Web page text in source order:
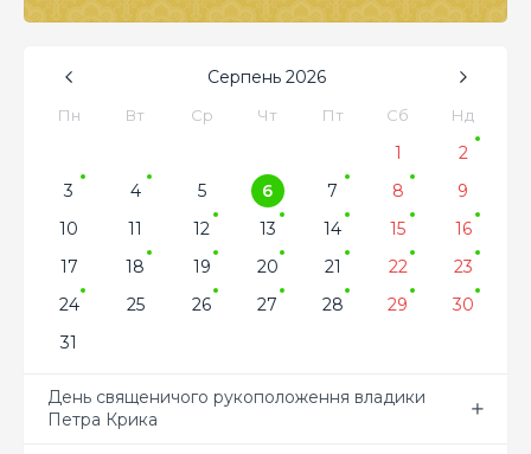
Серпень 2026
Пн Вт Ср Чт Пт Сб Нд
1
2
3
4 5 6 7 8
9
10
11 12 13 14 15
16
17
18 19 20 21 22
23
24
25 26 27 28 29
30
31
День священичого рукоположення владики
Петра Крика